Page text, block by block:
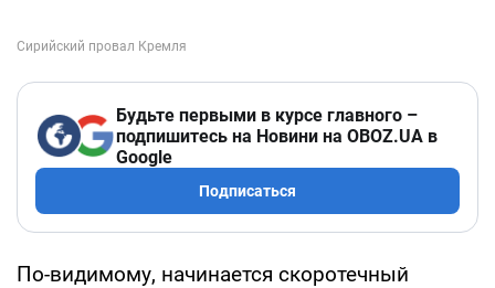
Будьте первыми в курсе главного –
подпишитесь на Новини на OBOZ.UA в
Google
Подписаться
По-видимому, начинается скоротечный